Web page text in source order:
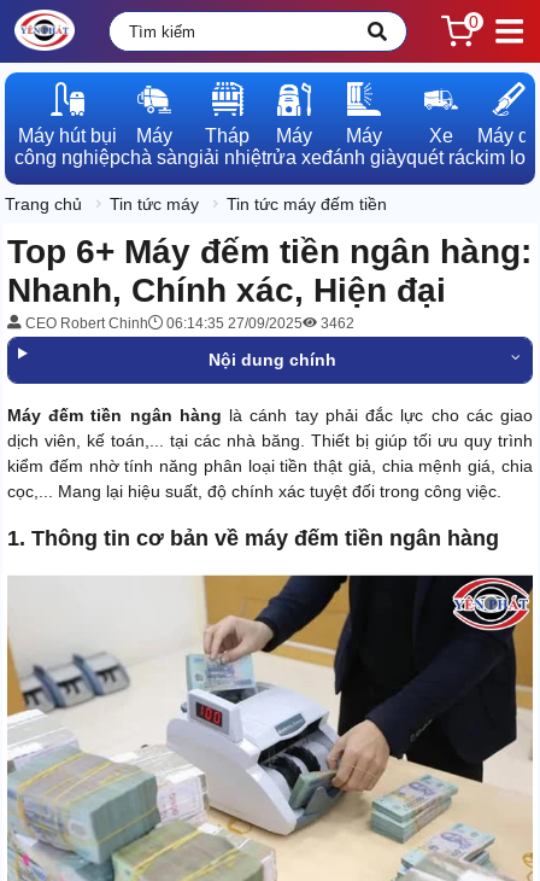
0
Máy hút bụi
công nghiệp
Máy
chà sàn
Tháp
giải nhiệt
Máy
rửa xe
Máy
đánh giày
Xe
quét rác
Máy dò
kim loại
Trang chủ Tin tức máy Tin tức máy đếm tiền
Top 6+ Máy đếm tiền ngân hàng:
Nhanh, Chính xác, Hiện đại
CEO Robert Chinh 06:14:35 27/09/2025 3462
Nội dung chính
Máy đếm tiền ngân hàng là cánh tay phải đắc lực cho các giao
dịch viên, kế toán,... tại các nhà băng. Thiết bị giúp tối ưu quy trình
kiểm đếm nhờ tính năng phân loại tiền thật giả, chia mệnh giá, chia
cọc,... Mang lại hiệu suất, độ chính xác tuyệt đối trong công việc.
1. Thông tin cơ bản về máy đếm tiền ngân hàng